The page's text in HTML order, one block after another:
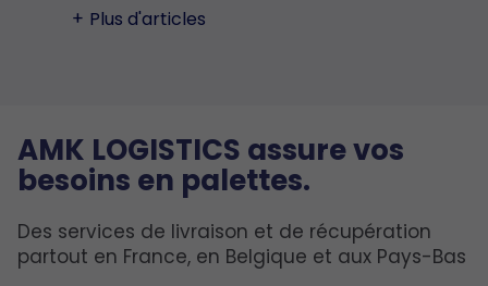
Plus d'articles
AMK LOGISTICS assure vos
besoins en palettes.
Des services de livraison et de récupération
partout en France, en Belgique et aux Pays-Bas